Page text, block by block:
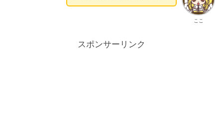
ここ
スポンサーリンク